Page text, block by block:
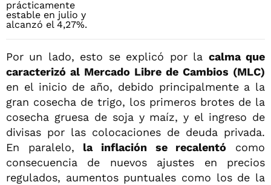
Por un lado, esto se explicó por la calma que
caracterizó al Mercado Libre de Cambios (MLC)
en el inicio de año, debido principalmente a la
gran cosecha de trigo, los primeros brotes de la
cosecha gruesa de soja y maíz, y el ingreso de
divisas por las colocaciones de deuda privada.
En paralelo, la inflación se recalentó como
consecuencia de nuevos ajustes en precios
regulados, aumentos puntuales como los de la